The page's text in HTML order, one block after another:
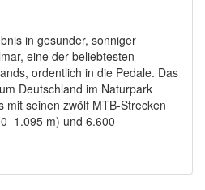
in gesunder, sonniger
eine der beliebtesten
ordentlich in die Pedale. Das
Deutschland im Naturpark
mit seinen zwölf MTB-Strecken
m) und 6.600